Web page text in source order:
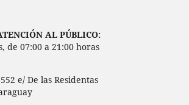
AL PÚBLICO:
de 07:00 a 21:00 horas
e/ De las Residentas